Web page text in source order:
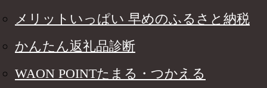
メリットいっぱい 早めのふるさと納税
かんたん返礼品診断
WAON POINTたまる・つかえる